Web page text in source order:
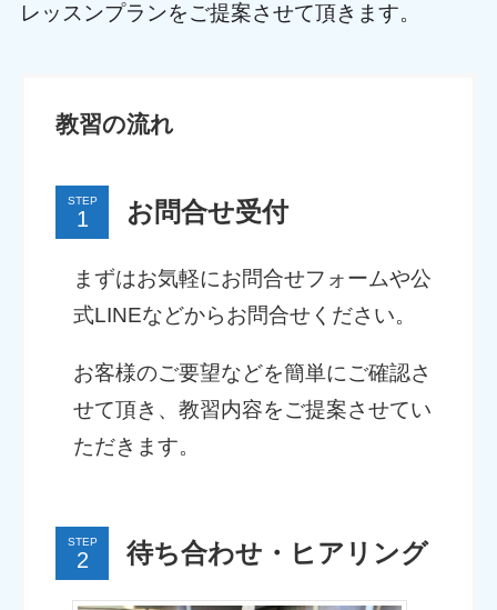
レッスンプランをご提案させて頂きます。
教習の流れ
STEP お問合せ受付
まずはお気軽にお問合せフォームや公
式LINEなどからお問合せください。
お客様のご要望などを簡単にご確認さ
せて頂き、教習内容をご提案させてい
ただきます。
STEP 待ち合わせ・ヒアリング